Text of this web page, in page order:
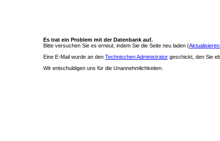
Es trat ein Problem mit der Datenbank auf.
Bitte versuchen Sie es erneut, indem Sie die Seite neu laden (
Eine E-Mail wurde an den Technischen Administrator geschickt, den Sie
Wir entschuldigen uns für die Unannehmlichkeiten.